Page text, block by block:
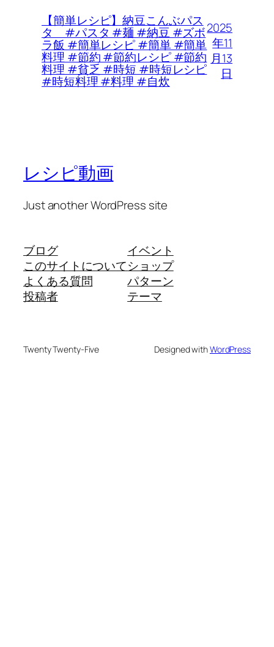
【簡単レシピ】納豆こんぶパス
タ #パスタ #麺 #納豆 #ズボ
ラ飯 #簡単レシピ #簡単 #簡単
料理 #節約 #節約レシピ #節約
料理 #貧乏 #時短 #時短レシピ
#時短料理 #料理 #自炊
2025
年11
月13
日
レシピ動画
Just another WordPress site
ブログ
このサイトについて
よくある質問
投稿者
イベント
ショップ
パターン
テーマ
Twenty Twenty-Five Designed withWordPress